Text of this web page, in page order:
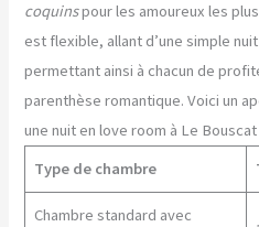
coquinspour les amoureux les
est flexible, allant d’une simple
permettant ainsi à chacun de
parenthèse romantique. Voici un
une nuit en love room à Le Bouscat
Type de chambre
Chambre standard avec